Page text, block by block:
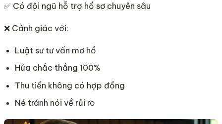
✅ Có đội ngũ hỗ trợ hồ sơ chuyên sâu
❌ Cảnh giác với:
Luật sư tư vấn mơ hồ
Hứa chắc thắng 100%
Thu tiền không có hợp đồng
Né tránh nói về rủi ro